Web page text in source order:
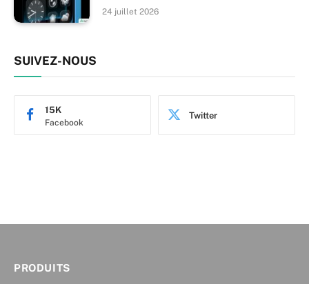
24 juillet 2026
SUIVEZ-NOUS
Facebook
15K Twitter
PRODUITS